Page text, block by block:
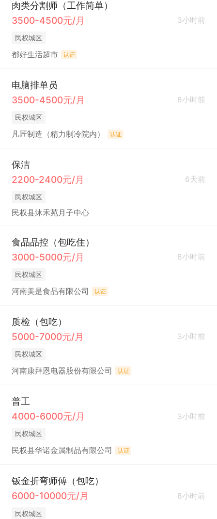
肉类分割师（工作简单）
3500-4500元/月
3小时前
民权城区
都好生活超市 认证
电脑排单员
3500-4500元/月
8小时前
民权城区
凡匠制造（精力制冷院内） 认证
保洁
2200-2400元/月
6天前
民权城区
民权县沐禾苑月子中心
食品品控（包吃住）
3000-5000元/月
8小时前
民权城区
河南美是食品有限公司 认证
质检（包吃）
5000-7000元/月
3小时前
民权城区
河南康拜恩电器股份有限公司 认证
普工
4000-6000元/月
3小时前
民权城区
民权县华诺金属制品有限公司 认证
钣金折弯师傅（包吃）
6000-10000元/月
8小时前
民权城区